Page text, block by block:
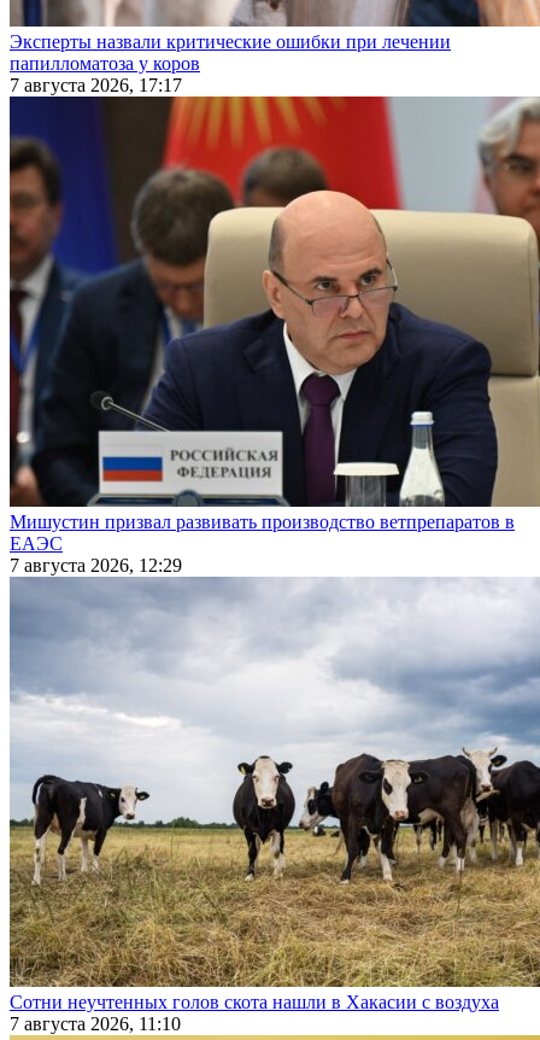
Эксперты назвали критические ошибки при лечении
папилломатоза у коров
7 августа 2026, 17:17
Мишустин призвал развивать производство ветпрепаратов в
ЕАЭС
7 августа 2026, 12:29
Сотни неучтенных голов скота нашли в Хакасии с воздуха
7 августа 2026, 11:10